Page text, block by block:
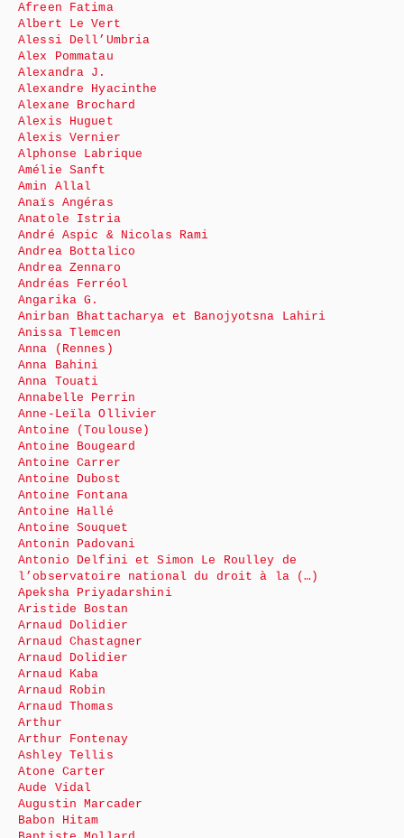
Afreen Fatima
Albert Le Vert
Alessi Dell’Umbria
Alex Pommatau
Alexandra J.
Alexandre Hyacinthe
Alexane Brochard
Alexis Huguet
Alexis Vernier
Alphonse Labrique
Amélie Sanft
Amin Allal
Anaïs Angéras
Anatole Istria
André Aspic & Nicolas Rami
Andrea Bottalico
Andrea Zennaro
Andréas Ferréol
Angarika G.
Anirban Bhattacharya et Banojyotsna Lahiri
Anissa Tlemcen
Anna (Rennes)
Anna Bahini
Anna Touati
Annabelle Perrin
Anne-Leïla Ollivier
Antoine (Toulouse)
Antoine Bougeard
Antoine Carrer
Antoine Dubost
Antoine Fontana
Antoine Hallé
Antoine Souquet
Antonin Padovani
Antonio Delfini et Simon Le Roulley de
l’observatoire national du droit à la (…)
Apeksha Priyadarshini
Aristide Bostan
Arnaud Dolidier
Arnaud Chastagner
Arnaud Dolidier
Arnaud Kaba
Arnaud Robin
Arnaud Thomas
Arthur
Arthur Fontenay
Ashley Tellis
Atone Carter
Aude Vidal
Augustin Marcader
Babon Hitam